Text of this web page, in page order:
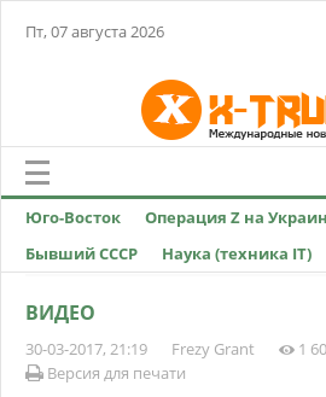
Пт, 07 августа 2026
Юго-Восток Операция Z на
Бывший СССР
Наука (техника IT)
ВИДЕО
30-03-2017, 21:19 Frezy Grant
1
Версия для печати